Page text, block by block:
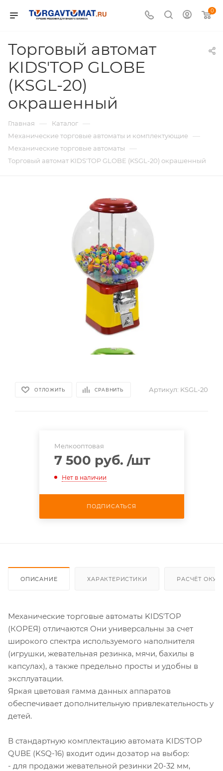
0
Торговый автомат
KIDS'TOP GLOBE
(KSGL-20)
окрашенный
Главная — Каталог —
Механические торговые автоматы и комплектующие —
Механические торговые автоматы —
Торговый автомат KIDS'TOP GLOBE (KSGL-20) окрашенный
ОТЛОЖИТЬ СРАВНИТЬ Артикул: KSGL-20
Мелкооптовая
7 500 руб. /шт
Нет в наличии
ПОДПИСАТЬСЯ
ОПИСАНИЕ ХАРАКТЕРИСТИКИ РАСЧЁТ
Механические торговые автоматы KIDS'TOP
(КОРЕЯ) отличаются Они универсальны за счет
широкого спектра используемого наполнителя
(игрушки, жевательная резинка, мячи, бахилы в
капсулах), а также предельно просты и удобны в
эксплуатации.
Яркая цветовая гамма данных аппаратов
обеспечивает дополнительную привлекательность у
детей.
В стандартную комплектацию автомата KIDS'TOP
QUBE (KSQ-16) входит один дозатор на выбор:
- для продажи жевательной резинки 20-32 мм,